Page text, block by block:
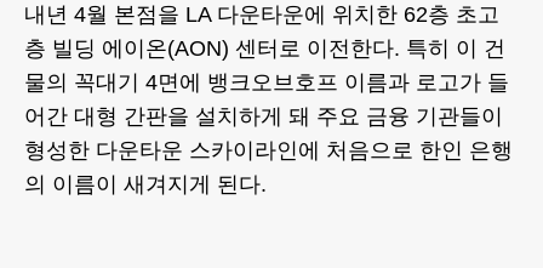
내년 4월 본점을 LA 다운타운에 위치한 62층 초고
층 빌딩 에이온(AON) 센터로 이전한다. 특히 이 건
물의 꼭대기 4면에 뱅크오브호프 이름과 로고가 들
어간 대형 간판을 설치하게 돼 주요 금융 기관들이
형성한 다운타운 스카이라인에 처음으로 한인 은행
의 이름이 새겨지게 된다.